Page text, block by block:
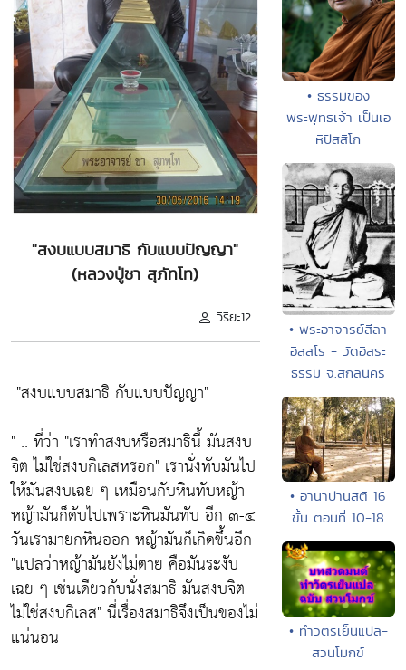
"สงบแบบสมาธิ กับแบบปัญญา"
(หลวงปู่ชา สุภัทโท)
วิริยะ12
"สงบแบบสมาธิ กับแบบปัญญา"
" .. ที่ว่า "เราทำสงบหรือสมาธินี้ มันสงบ
จิต ไม่ใช่สงบกิเลสหรอก" เรานั่งทับมันไป
ให้มันสงบเฉย ๆ เหมือนกับหินทับหญ้า
หญ้ามันก็ดับไปเพราะหินมันทับ อีก ๓-๔
วันเรามายกหินออก หญ้ามันก็เกิดขึ้นอีก
"แปลว่าหญ้ามันยังไม่ตาย คือมันระงับ
เฉย ๆ เช่นเดียวกับนั่งสมาธิ มันสงบจิต
ไม่ใช่สงบกิเลส"นี่เรื่องสมาธิจึงเป็นของไม่
แน่นอน
• ธรรมของ
พระพุทธเจ้า เป็นเอ
หิปัสสิโก
• พระอาจารย์สีลา
อิสสโร - วัดอิสระ
ธรรม จ.สกลนคร
• อานาปานสติ 16
ขั้น ตอนที่ 10-18
• ทำวัตรเย็นแปล-
สวนโมกข์